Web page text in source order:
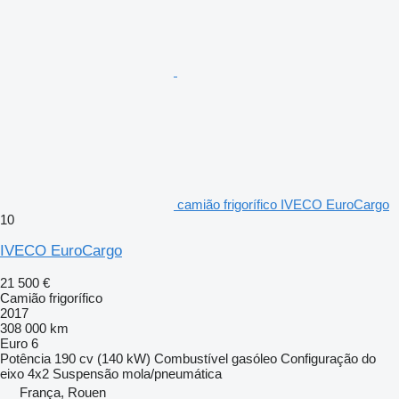
camião frigorífico IVECO EuroCargo
10
IVECO EuroCargo
21 500 €
Camião frigorífico
2017
308 000 km
Euro 6
Potência 190 cv (140 kW) Combustível gasóleo Configuração do
eixo 4x2 Suspensão mola/pneumática
França, Rouen